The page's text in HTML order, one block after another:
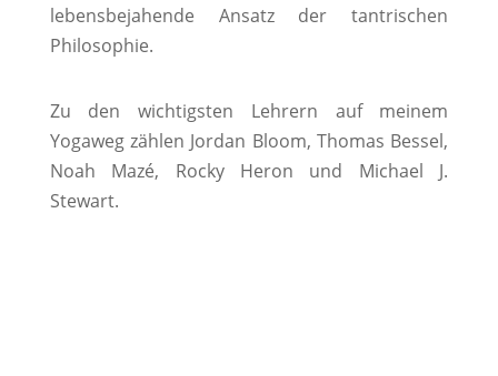
lebensbejahende Ansatz der tantrischen
Philosophie.
Zu den wichtigsten Lehrern auf meinem
Yogaweg zählen Jordan Bloom, Thomas Bessel,
Noah Mazé, Rocky Heron und Michael J.
Stewart.